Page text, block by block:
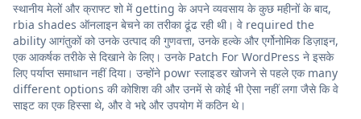
स्थानीय मेलों और क्राफ्ट शो में getting के अपने व्यवसाय के कुछ महीनों के बाद,
rbia shades ऑनलाइन बेचने का तरीका ढूंढ रही थी। वे required the
ability आगंतुकों को उनके उत्पाद की गुणवत्ता, उनके हल्के और एर्गोनोमिक डिज़ाइन,
एक आकर्षक तरीके से दिखाने के लिए। उनके Patch For WordPress ने इसके
लिए पर्याप्त समाधान नहीं दिया। उन्होंने powr स्लाइडर खोजने से पहले एक many
different options की कोशिश की और उनमें से कोई भी ऐसा नहीं लगा जैसे कि वे
साइट का एक हिस्सा थे, और वे भद्दे और उपयोग में कठिन थे।